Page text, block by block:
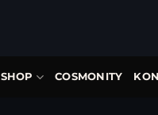
SHOP COSMONITY